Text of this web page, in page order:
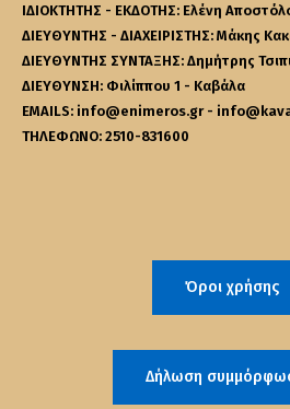
ΙΔΙΟΚΤΗΤΗΣ - ΕΚΔΟΤΗΣ: Ελένη
ΔΙΕΥΘΥΝΤΗΣ - ΔΙΑΧΕΙΡΙΣΤΗΣ: Μάκης
ΔΙΕΥΘΥΝΤΗΣ ΣΥΝΤΑΞΗΣ: Δημήτρης
ΔΙΕΥΘΥΝΣΗ: Φιλίππου 1 - Καβάλα
EMAILS: info@enimeros.gr -
ΤΗΛΕΦΩΝΟ: 2510-831600
Όροι χρήσης
Δήλωση